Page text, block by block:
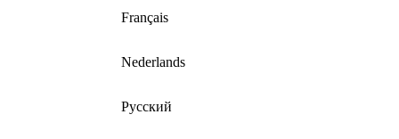
Français
Nederlands
Русский